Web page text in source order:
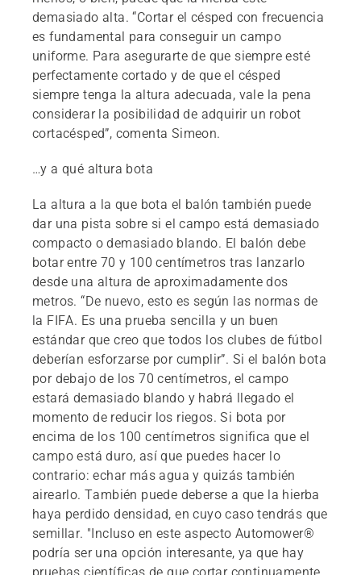
demasiado alta. “Cortar el césped con frecuencia
es fundamental para conseguir un campo
uniforme. Para asegurarte de que siempre esté
perfectamente cortado y de que el césped
siempre tenga la altura adecuada, vale la pena
considerar la posibilidad de adquirir un robot
cortacésped”, comenta Simeon.
…y a qué altura bota
La altura a la que bota el balón también puede
dar una pista sobre si el campo está demasiado
compacto o demasiado blando. El balón debe
botar entre 70 y 100 centímetros tras lanzarlo
desde una altura de aproximadamente dos
metros. “De nuevo, esto es según las normas de
la FIFA. Es una prueba sencilla y un buen
estándar que creo que todos los clubes de fútbol
deberían esforzarse por cumplir”. Si el balón bota
por debajo de los 70 centímetros, el campo
estará demasiado blando y habrá llegado el
momento de reducir los riegos. Si bota por
encima de los 100 centímetros significa que el
campo está duro, así que puedes hacer lo
contrario: echar más agua y quizás también
airearlo. También puede deberse a que la hierba
haya perdido densidad, en cuyo caso tendrás que
semillar. "Incluso en este aspecto Automower®
podría ser una opción interesante, ya que hay